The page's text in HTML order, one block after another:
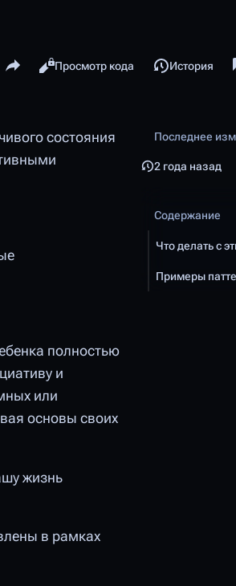
Поделиться этой страницей
Просмотры
Читать
Просмотр кода История
состояния
полностью
и
или
основы своих
жизнь
в рамках
Последнее
2 года назад
Содержание
Что делать с
Примеры